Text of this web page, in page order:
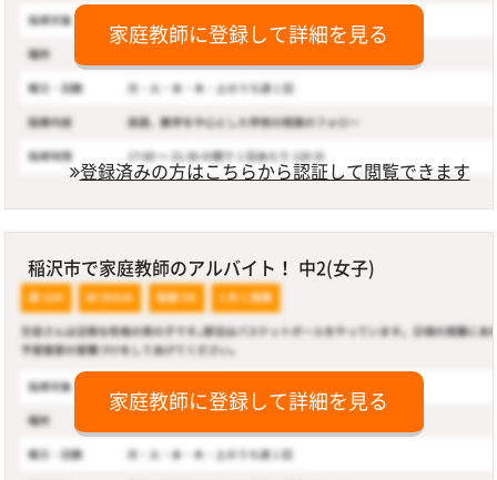
家庭教師に登録して詳細を見る
登録済みの方はこちらから認証して閲覧できます
稲沢市で家庭教師のアルバイト！ 中2(女子)
家庭教師に登録して詳細を見る